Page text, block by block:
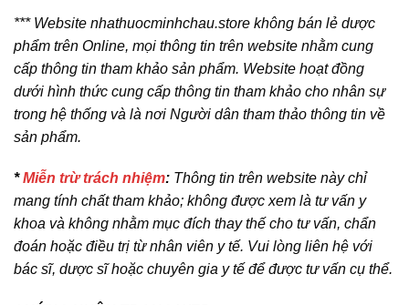
*** Website nhathuocminhchau.store không bán lẻ dược
phẩm trên Online, mọi thông tin trên website nhằm cung
cấp thông tin tham khảo sản phẩm. Website hoạt đồng
dưới hình thức cung cấp thông tin tham khảo cho nhân sự
trong hệ thống và là nơi Người dân tham thảo thông tin về
sản phẩm.
*Miễn trừ trách nhiệm: Thông tin trên website này chỉ
mang tính chất tham khảo; không được xem là tư vấn y
khoa và không nhằm mục đích thay thế cho tư vấn, chẩn
đoán hoặc điều trị từ nhân viên y tế. Vui lòng liên hệ với
bác sĩ, dược sĩ hoặc chuyên gia y tế để được tư vấn cụ thể.